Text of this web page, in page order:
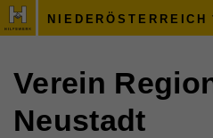
NIEDERÖSTERREICH
Verein
Neustadt